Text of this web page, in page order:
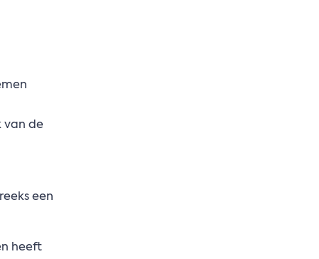
van de
een
heeft